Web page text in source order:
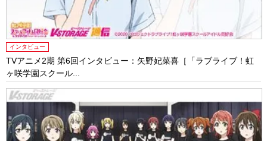
インタビュー
TVアニメ2期 第6回インタビュー：矢野妃菜喜［「ラブライブ！虹
ヶ咲学園スクール...